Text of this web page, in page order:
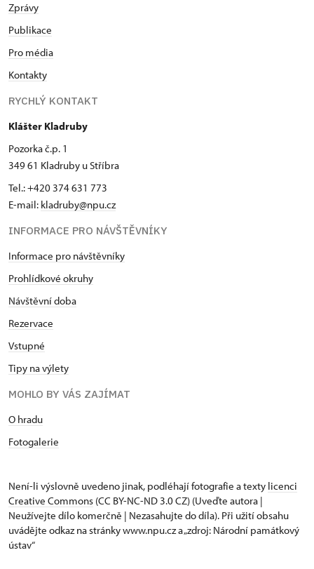
Zprávy
Publikace
Pro média
Kontakty
RYCHLÝ KONTAKT
Klášter Kladruby
Pozorka č.p. 1
349 61 Kladruby u Stříbra
Tel.: +420 374 631 773
E-mail: kladruby@npu.cz
INFORMACE PRO NÁVŠTĚVNÍKY
Informace pro návštěvníky
Prohlídkové okruhy
Návštěvní doba
Rezervace
Vstupné
Tipy na výlety
MOHLO BY VÁS ZAJÍMAT
O hradu
Fotogalerie
Není-li výslovně uvedeno jinak, podléhají fotografie a texty licenci
Creative Commons (CC BY-NC-ND 3.0 CZ) (Uveďte autora |
Neužívejte dílo komerčně | Nezasahujte do díla). Při užití obsahu
uvádějte odkaz na stránky www.npu.cz a „zdroj: Národní památkový
ústav“